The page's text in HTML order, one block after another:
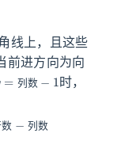
线上，且这些
前进方向为向
列 数
列数−1
时，
数 列 数